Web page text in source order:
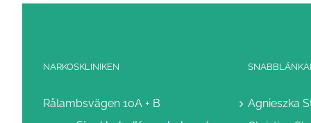
NARKOSKLINIKEN
Rålambsvägen 10A + B
Agnieszka